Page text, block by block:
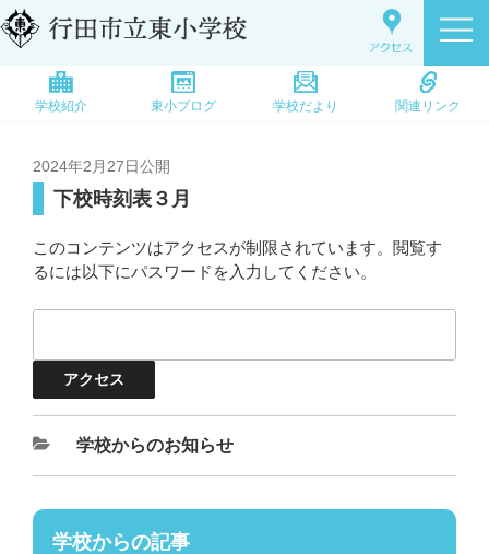
学校紹介 東小ブログ 学校だより 関連リンク
2024年2月27日公開
下校時刻表３月
このコンテンツはアクセスが制限されています。閲覧す
るには以下にパスワードを入力してください。
学校からのお知らせ
学校からの記事